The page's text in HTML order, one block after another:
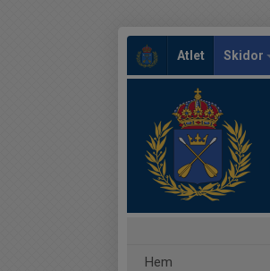
Atlet Skidor
Hem